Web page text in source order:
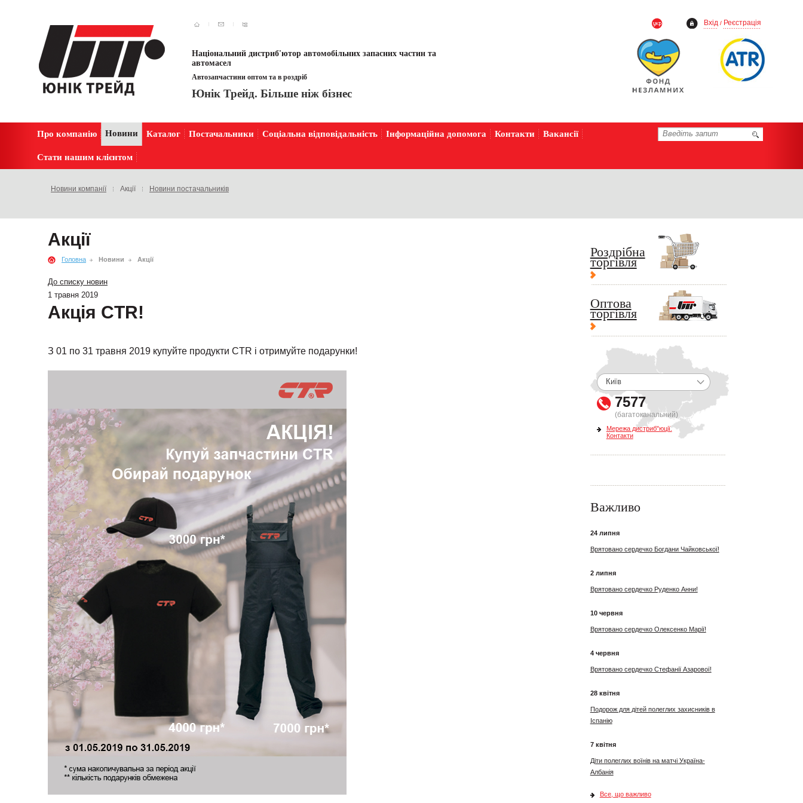
Вхід / Реєстрація
Національний дистриб'ютор автомобільних запасних частин та
автомасел
Автозапчастини оптом та в роздріб
Юнік Трейд. Більше ніж бізнес
Про компанію Новини Каталог Постачальники Соціальна відповідальність Інформаційна допомога Контакти Вакансії
Стати нашим клієнтом
Новини компанії Акції Новини постачальників
Акції
Головна Новини Акції
До списку новин
1 травня 2019
Акція CTR!
З 01 по 31 травня 2019 купуйте продукти CTR і отримуйте подарунки!
Роздрібна
торгівля
Оптова
торгівля
7577
(багатоканальний)
Мережа дистриб"юції.
Контакти
Важливо
24 липня
Врятовано сердечко Богдани Чайковської!
2 липня
Врятовано сердечко Руденко Анни!
10 червня
Врятовано сердечко Олексенко Марії!
4 червня
Врятовано сердечко Стефанії Азарової!
28 квітня
Подорож для дітей полеглих захисників в
Іспанію
7 квітня
Діти полеглих воїнів на матчі Україна-
Албанія
Все, що важливо